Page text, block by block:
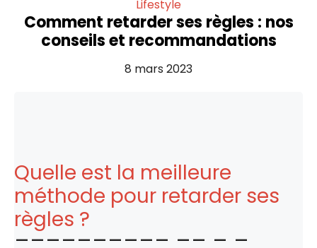
Lifestyle
Comment retarder ses règles : nos
conseils et recommandations
8 mars 2023
Quelle est la meilleure
méthode pour retarder ses
règles ?